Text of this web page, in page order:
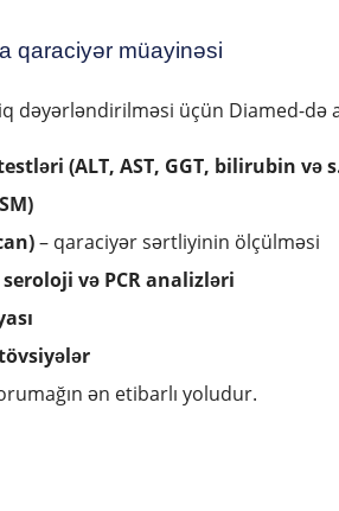
qaraciyər müayinəsi
dəyərləndirilməsi üçün Diamed-də
(ALT, AST, GGT, bilirubin və
– qaraciyər sərtliyinin ölçülməsi
və PCR analizləri
ən etibarlı yoludur.